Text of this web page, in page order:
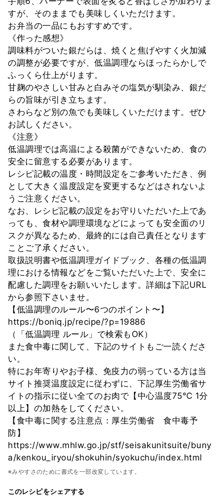
すが、そのままでも美味しくいただけます。
お弁当の一品にもおすすめです。
《作った感想》
調味料がついた銀だらは、焼くと焦げやすく火加減
の調整が必要ですが、低温調理ならほったらかしで
ふっくら仕上がります。
甘麹のやさしい甘みと白みその塩気が馴染み、銀だ
らの旨味が引き立ちます。
さわらなど別の魚でも美味しくいただけます。ぜひ
お試しください。
《注意》
低温調理では高温による殺菌ができないため、食の
安全に留意する必要があります。
レシピ記載の温度・時間設定をご参考いただき、例
として大きく温度設定を変更するなどはされないよ
うご注意ください。
なお、レシピ記載の設定をお守りいただいた上であ
っても、食材や調理環境などによっても安全面のリ
スクが異なるため、最終的には自己責任となります
ことご了承ください。
取扱説明書や低温調理ガイドブック、各種の低温調
理における情報などをご覧いただいた上で、安全に
配慮した調理をお願いいたします。詳細は下記URL
から参照下さいませ。
【低温調理のルール〜6つのポイント〜】
https://boniq.jp/recipe/?p=19886
（「低温調理 ルール」で検索もOK）
また食中毒に関して、下記のサイトもご一読くださ
い。
特にお年寄りやお子様、免疫力の弱っている方は当
サイト推奨温度設定に従わずに、下記厚生労働省サ
イトの指示に従い全てのお肉で【中心温度75℃ 1分
以上】の加熱をしてください。
【食中毒に関する注意点：厚生労働省 食中毒予
防】
https://www.mhlw.go.jp/stf/seisakunitsuite/buny
a/kenkou_iryou/shokuhin/syokuchu/index.html
※みやすさのために書式を一部改変しています。
このレシピをシェアする